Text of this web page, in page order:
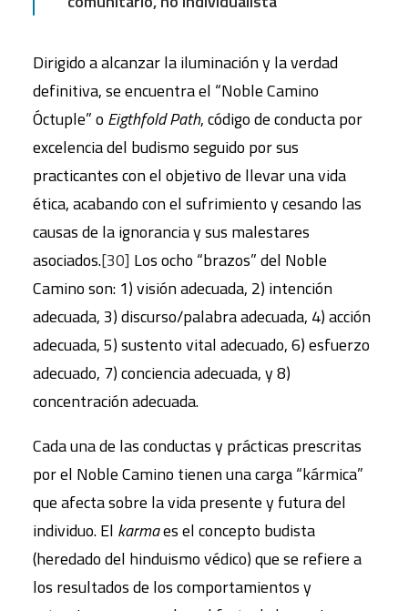
Dirigido a alcanzar la iluminación y la verdad
definitiva, se encuentra el “Noble Camino
Óctuple” o Eigthfold Path, código de conducta por
excelencia del budismo seguido por sus
practicantes con el objetivo de llevar una vida
ética, acabando con el sufrimiento y cesando las
causas de la ignorancia y sus malestares
asociados.[30] Los ocho “brazos” del Noble
Camino son: 1) visión adecuada, 2) intención
adecuada, 3) discurso/palabra adecuada, 4) acción
adecuada, 5) sustento vital adecuado, 6) esfuerzo
adecuado, 7) conciencia adecuada, y 8)
concentración adecuada.
Cada una de las conductas y prácticas prescritas
por el Noble Camino tienen una carga “kármica”
que afecta sobre la vida presente y futura del
individuo. El karmaes el concepto budista
(heredado del hinduismo védico) que se refiere a
los resultados de los comportamientos y